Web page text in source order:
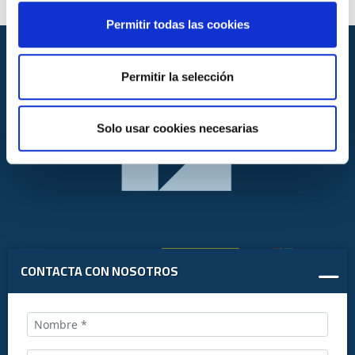
Permitir todas las cookies
Permitir la selección
Solo usar cookies necesarias
CONTACTA CON NOSOTROS